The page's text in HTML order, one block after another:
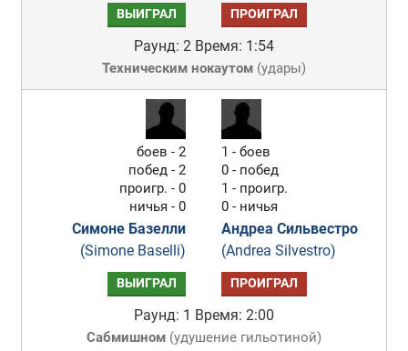
ВЫИГРАЛ ПРОИГРАЛ
Раунд: 2 Время: 1:54
Техническим нокаутом(удары)
боев - 2
побед - 2
проигр. - 0
ничья - 0
Симоне Базелли
(Simone Baselli)
1 - боев
0 - побед
1 - проигр.
0 - ничья
Андреа Сильвестро
(Andrea Silvestro)
ВЫИГРАЛ ПРОИГРАЛ
Раунд: 1 Время: 2:00
Сабмишном(удушение гильотиной)